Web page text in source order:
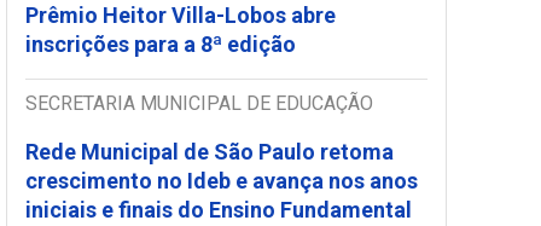
Prêmio Heitor Villa-Lobos abre
inscrições para a 8ª edição
SECRETARIA MUNICIPAL DE EDUCAÇÃO
Rede Municipal de São Paulo retoma
crescimento no Ideb e avança nos anos
iniciais e finais do Ensino Fundamental